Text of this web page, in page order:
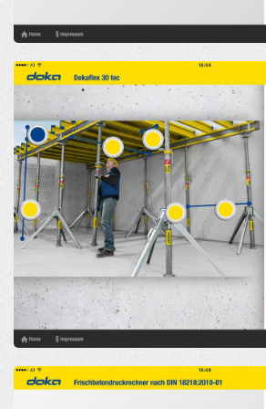
Open
Open